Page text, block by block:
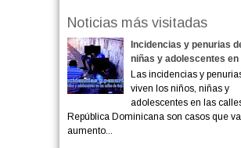
Noticias más visitadas
Incidencias y penurias
niñas y adolescentes en
Las incidencias y
viven los niños, niñas y
adolescentes en las
República Dominicana son casos que
aumento...